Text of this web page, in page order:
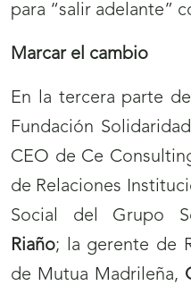
para “salir adelante”
Marcar el cambio
En la tercera parte
Fundación
CEO de Ce
de Relaciones
Social del Grupo
Riaño; la gerente de
de Mutua Madrileña,